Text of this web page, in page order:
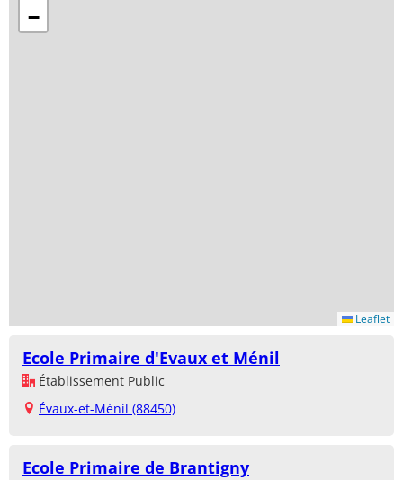
−
Leaflet
Ecole Primaire d'Evaux et Ménil
Établissement Public
Évaux-et-Ménil (88450)
Ecole Primaire de Brantigny